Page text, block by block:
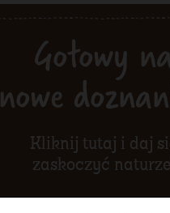
Gotowy
nowe
Kliknij tutaj i daj
zaskoczyć